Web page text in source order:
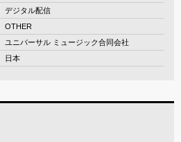
デジタル配信
OTHER
ユニバーサル ミュージック合同会社
日本